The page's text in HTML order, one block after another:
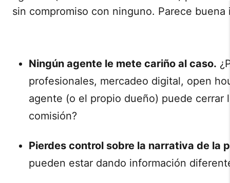
sin compromiso con ninguno. Parece
Ningún agente le mete cariño al caso.
profesionales, mercadeo digital, open
agente (o el propio dueño) puede cerrar
comisión?
Pierdes control sobre la narrativa de la
pueden estar dando información